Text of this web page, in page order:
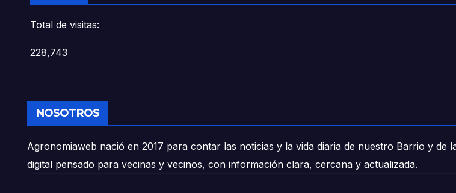
Total de visitas:
228,743
NOSOTROS
Agronomiaweb nació en 2017 para contar las noticias y la vida diaria de nuestro Barrio y de
digital pensado para vecinas y vecinos, con información clara, cercana y actualizada.